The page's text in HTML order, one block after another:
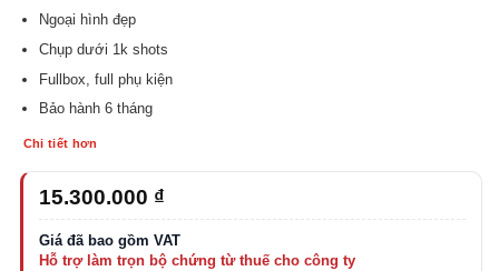
Ngoại hình đẹp
Chụp dưới 1k shots
Fullbox, full phụ kiện
Bảo hành 6 tháng
Chi tiết hơn
15.300.000 ₫